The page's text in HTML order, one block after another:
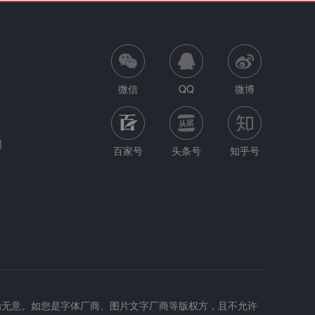
微信 QQ 微博
百家号 头条号 知乎号
意。如您是字体厂商、图片文字厂商等版权方，且不允许